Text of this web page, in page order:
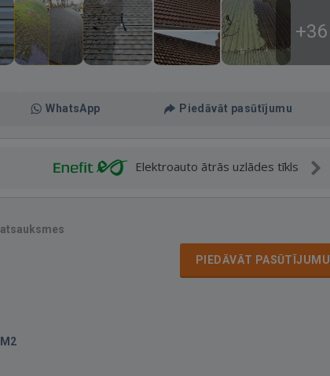
+36
WhatsApp Piedāvāt pasūtījumu
Elektroauto ātrās uzlādes tīkls
PIEDĀVĀT PASŪTĪJUMU